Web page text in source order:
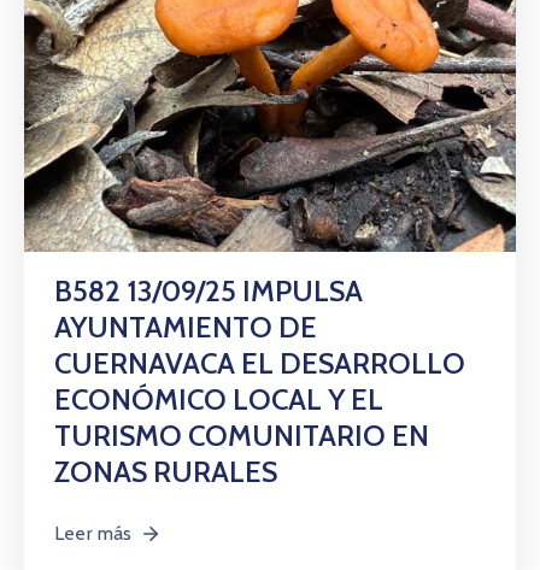
Servicios
Licitaciones
Transparencia
Directorio
Citas
B582 13/09/25 IMPULSA
AYUNTAMIENTO DE
CUERNAVACA EL DESARROLLO
ECONÓMICO LOCAL Y EL
TURISMO COMUNITARIO EN
ZONAS RURALES
Leer más